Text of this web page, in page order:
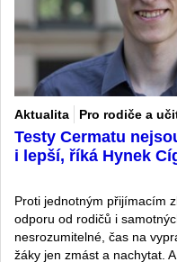
Aktualita Pro rodiče a
Testy Cermatu
i lepší, říká Hynek
Proti jednotným přijímacím
odporu od rodičů i
nesrozumitelné, čas na
žáky jen zmást a nachytat.